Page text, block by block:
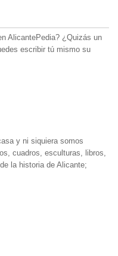
AlicantePedia? ¿Quizás un
escribir tú mismo su
y ni siquiera somos
cuadros, esculturas, libros,
la historia de Alicante;